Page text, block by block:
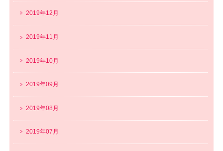
2019年12月
2019年11月
2019年10月
2019年09月
2019年08月
2019年07月